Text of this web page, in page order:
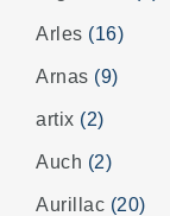
Arles (16)
Arnas (9)
artix (2)
Auch (2)
Aurillac (20)